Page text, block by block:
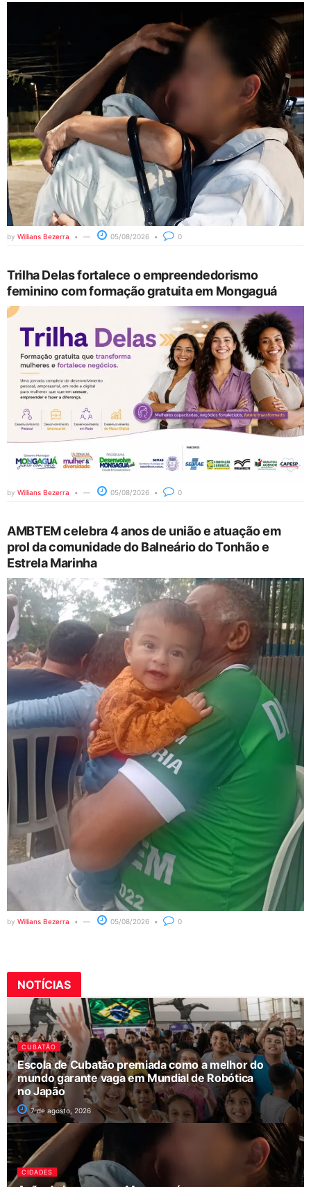
by Willians Bezerra 05/08/2026 0
Trilha Delas fortalece o empreendedorismo
feminino com formação gratuita em Mongaguá
by Willians Bezerra 05/08/2026 0
AMBTEM celebra 4 anos de união e atuação em
prol da comunidade do Balneário do Tonhão e
Estrela Marinha
by Willians Bezerra 05/08/2026 0
NOTÍCIAS
CUBATÃO
Escola de Cubatão premiada como a melhor do
mundo garante vaga em Mundial de Robótica
no Japão
7 de agosto, 2026
CIDADES